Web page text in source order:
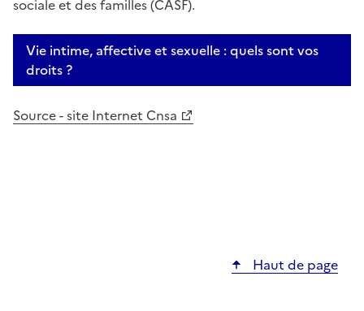
sociale et des familles (CASF).
Vie intime, affective et sexuelle : quels sont vos
droits ?
Source - site Internet Cnsa
Haut de page